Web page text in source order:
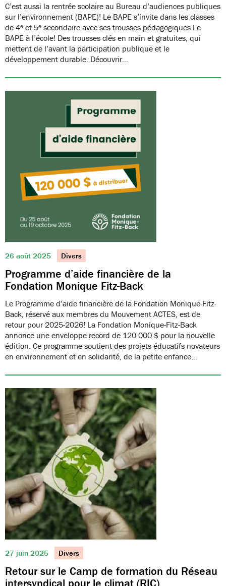
C’est aussi la rentrée scolaire au Bureau d’audiences publiques
sur l’environnement (BAPE)! Le BAPE s’invite dans les classes
de 4ᵉ et 5ᵉ secondaire avec ses trousses pédagogiques Le
BAPE à l’école! Des trousses clés en main et gratuites, qui
mettent de l’avant la participation publique et le
développement durable. Découvrir…
26 août 2025 Divers
Programme d’aide financière de la
Fondation Monique Fitz-Back
Le Programme d’aide financière de la Fondation Monique-Fitz-
Back, réservé aux membres du Mouvement ACTES, est de
retour pour 2025-2026! La Fondation Monique-Fitz-Back
annonce une enveloppe record de 120 000 $ pour la nouvelle
édition. Ce programme soutient des projets éducatifs novateurs
en environnement et en solidarité, de la petite enfance…
27 juin 2025 Divers
Retour sur le Camp de formation du Réseau
intersyndical pour le climat (RIC)